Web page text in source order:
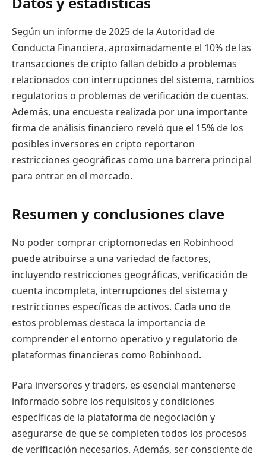
Según un informe de 2025 de la Autoridad de
Conducta Financiera, aproximadamente el 10% de las
transacciones de cripto fallan debido a problemas
relacionados con interrupciones del sistema, cambios
regulatorios o problemas de verificación de cuentas.
Además, una encuesta realizada por una importante
firma de análisis financiero reveló que el 15% de los
posibles inversores en cripto reportaron
restricciones geográficas como una barrera principal
para entrar en el mercado.
Resumen y conclusiones clave
No poder comprar criptomonedas en Robinhood
puede atribuirse a una variedad de factores,
incluyendo restricciones geográficas, verificación de
cuenta incompleta, interrupciones del sistema y
restricciones específicas de activos. Cada uno de
estos problemas destaca la importancia de
comprender el entorno operativo y regulatorio de
plataformas financieras como Robinhood.
Para inversores y traders, es esencial mantenerse
informado sobre los requisitos y condiciones
específicas de la plataforma de negociación y
asegurarse de que se completen todos los procesos
de verificación necesarios. Además, ser consciente de